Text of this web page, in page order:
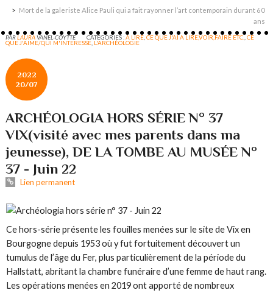
Mort de la galeriste Alice Pauli qui a fait rayonner l’art contemporain durant 60
ans
PARLAURAVANEL-COYTTE CATÉGORIES :A LIRE ,CE QUE J'AI A LIRE,VOIR,FAIRE ETC. ,CE
QUE J'AIME/QUI M'INTERESSE L'ARCHÉOLOGIE
2022
20/07
ARCHÉOLOGIA HORS SÉRIE N° 37
VIX(visité avec mes parents dans ma
jeunesse), DE LA TOMBE AU MUSÉE N°
37 - Juin 22
Lien permanent
Ce hors-série présente les fouilles menées sur le site de Vix en
Bourgogne depuis 1953 où y fut fortuitement découvert un
tumulus de l’âge du Fer, plus particulièrement de la période du
Hallstatt, abritant la chambre funéraire d’une femme de haut rang.
Les opérations menées en 2019 ont apporté de nombreux